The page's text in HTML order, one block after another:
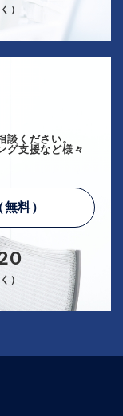
）
ください。
グ支援など様々
料）
）